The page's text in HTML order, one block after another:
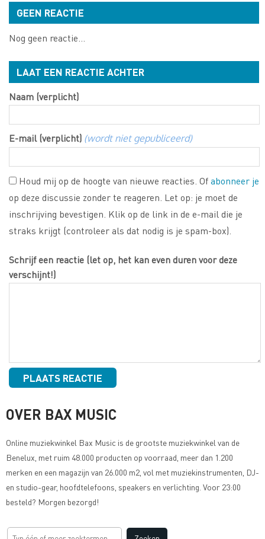
GEEN REACTIE
Nog geen reactie...
LAAT EEN REACTIE ACHTER
Naam (verplicht)
E-mail (verplicht) (wordt niet gepubliceerd)
Houd mij op de hoogte van nieuwe reacties. Ofabonneer je
op deze discussie zonder te reageren. Let op: je moet de
inschrijving bevestigen. Klik op de link in de e-mail die je
straks krijgt (controleer als dat nodig is je spam-box).
Schrijf een reactie (let op, het kan even duren voor deze
verschijnt!)
OVER BAX MUSIC
Online muziekwinkel Bax Music is de grootste muziekwinkel van de
Benelux, met ruim 48.000 producten op voorraad, meer dan 1.200
merken en een magazijn van 26.000 m2, vol met muziekinstrumenten, DJ-
en studio-gear, hoofdtelefoons, speakers en verlichting. Voor 23:00
besteld? Morgen bezorgd!